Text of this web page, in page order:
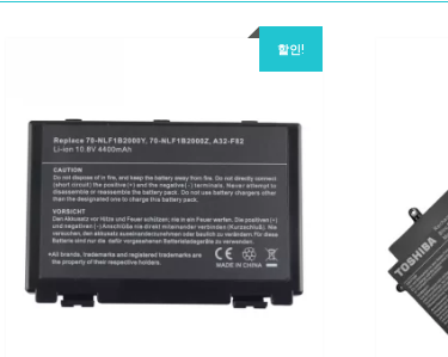
할인!